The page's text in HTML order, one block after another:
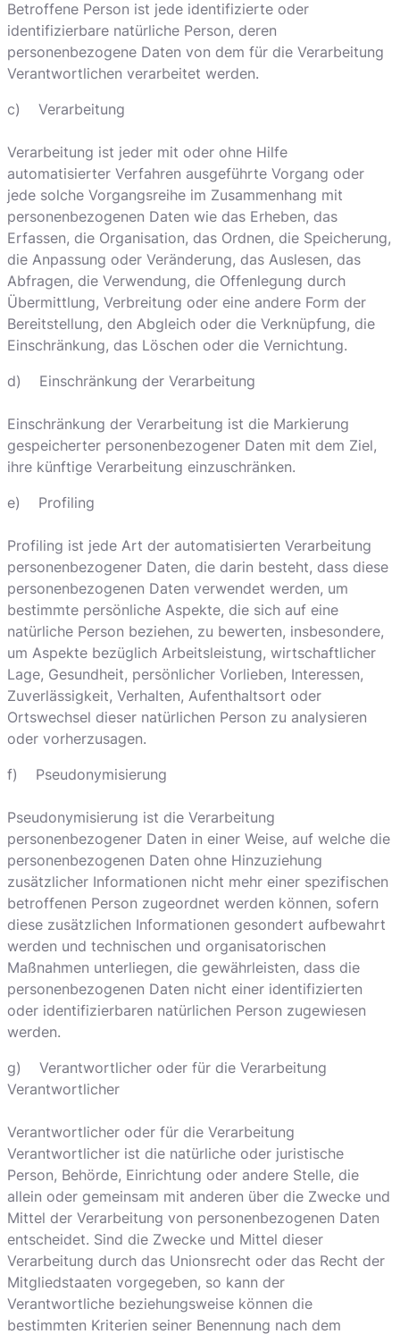
Betroffene Person ist jede identifizierte oder
identifizierbare natürliche Person, deren
personenbezogene Daten von dem für die Verarbeitung
Verantwortlichen verarbeitet werden.
c) Verarbeitung
Verarbeitung ist jeder mit oder ohne Hilfe
automatisierter Verfahren ausgeführte Vorgang oder
jede solche Vorgangsreihe im Zusammenhang mit
personenbezogenen Daten wie das Erheben, das
Erfassen, die Organisation, das Ordnen, die Speicherung,
die Anpassung oder Veränderung, das Auslesen, das
Abfragen, die Verwendung, die Offenlegung durch
Übermittlung, Verbreitung oder eine andere Form der
Bereitstellung, den Abgleich oder die Verknüpfung, die
Einschränkung, das Löschen oder die Vernichtung.
d) Einschränkung der Verarbeitung
Einschränkung der Verarbeitung ist die Markierung
gespeicherter personenbezogener Daten mit dem Ziel,
ihre künftige Verarbeitung einzuschränken.
e) Profiling
Profiling ist jede Art der automatisierten Verarbeitung
personenbezogener Daten, die darin besteht, dass diese
personenbezogenen Daten verwendet werden, um
bestimmte persönliche Aspekte, die sich auf eine
natürliche Person beziehen, zu bewerten, insbesondere,
um Aspekte bezüglich Arbeitsleistung, wirtschaftlicher
Lage, Gesundheit, persönlicher Vorlieben, Interessen,
Zuverlässigkeit, Verhalten, Aufenthaltsort oder
Ortswechsel dieser natürlichen Person zu analysieren
oder vorherzusagen.
f) Pseudonymisierung
Pseudonymisierung ist die Verarbeitung
personenbezogener Daten in einer Weise, auf welche die
personenbezogenen Daten ohne Hinzuziehung
zusätzlicher Informationen nicht mehr einer spezifischen
betroffenen Person zugeordnet werden können, sofern
diese zusätzlichen Informationen gesondert aufbewahrt
werden und technischen und organisatorischen
Maßnahmen unterliegen, die gewährleisten, dass die
personenbezogenen Daten nicht einer identifizierten
oder identifizierbaren natürlichen Person zugewiesen
werden.
g) Verantwortlicher oder für die Verarbeitung
Verantwortlicher
Verantwortlicher oder für die Verarbeitung
Verantwortlicher ist die natürliche oder juristische
Person, Behörde, Einrichtung oder andere Stelle, die
allein oder gemeinsam mit anderen über die Zwecke und
Mittel der Verarbeitung von personenbezogenen Daten
entscheidet. Sind die Zwecke und Mittel dieser
Verarbeitung durch das Unionsrecht oder das Recht der
Mitgliedstaaten vorgegeben, so kann der
Verantwortliche beziehungsweise können die
bestimmten Kriterien seiner Benennung nach dem